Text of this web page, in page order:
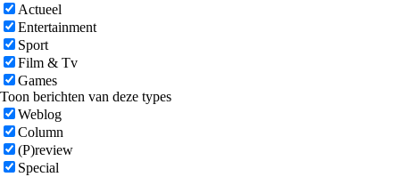
Actueel
Entertainment
Sport
Film & Tv
Games
Toon berichten van deze types
Weblog
Column
(P)review
Special